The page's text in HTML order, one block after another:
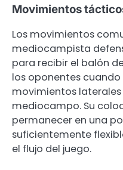
Movimientos
Los movimientos
mediocampista
para recibir el balón
los oponentes
movimientos
mediocampo. Su
permanecer en una
suficientemente
el flujo del juego.